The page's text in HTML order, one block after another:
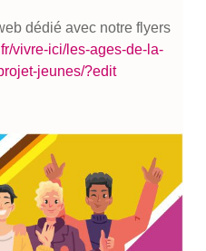
dédié avec notre flyers
vivre-ici/les-ages-de-la-
jeunes/?edit